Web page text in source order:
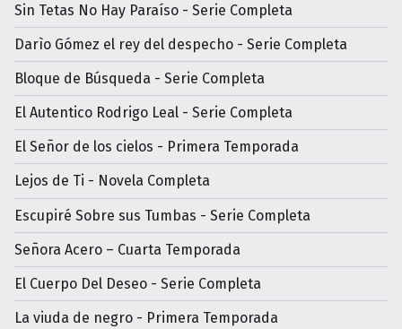
Sin Tetas No Hay Paraíso - Serie Completa
Darìo Gómez el rey del despecho - Serie Completa
Bloque de Búsqueda - Serie Completa
El Autentico Rodrigo Leal - Serie Completa
El Señor de los cielos - Primera Temporada
Lejos de Ti - Novela Completa
Escupiré Sobre sus Tumbas - Serie Completa
Señora Acero – Cuarta Temporada
El Cuerpo Del Deseo - Serie Completa
La viuda de negro - Primera Temporada